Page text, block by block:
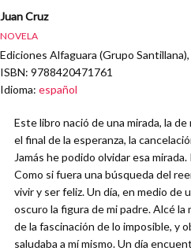
Juan Cruz
NOVELA
Ediciones Alfaguara (Grupo
ISBN: 9788420471761
Idioma: español
Este libro nació de una mirada, la
el final de la esperanza, la
Jamás he podido olvidar esa
Como si fuera una búsqueda del
vivir y ser feliz. Un día, en medio de
oscuro la figura de mi padre. Alcé la
de la fascinación de lo imposible, y
saludaba a mí mismo. Un día